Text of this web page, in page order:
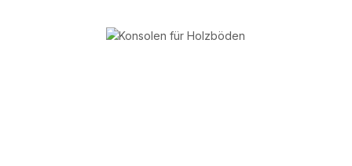
Bildergalerie überspringen